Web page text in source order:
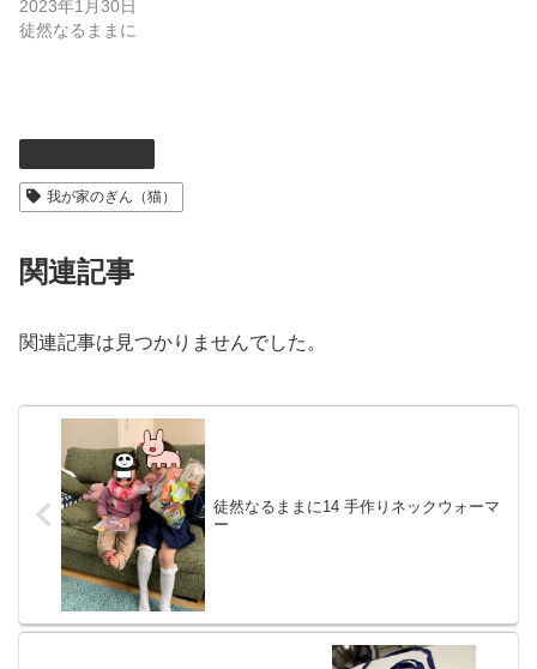
2023年1月30日
徒然なるままに
我が家のぎん（猫）
関連記事
関連記事は見つかりませんでした。
徒然なるままに14 手作りネックウォーマ
ー